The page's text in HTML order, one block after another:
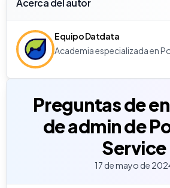
Preguntas de
de admin de
Service
17 de mayo de
Acerca del autor
Equipo Datdata
Academia especializada en